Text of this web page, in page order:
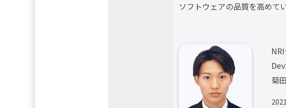
ソフトウェアの品質を高めて
菊